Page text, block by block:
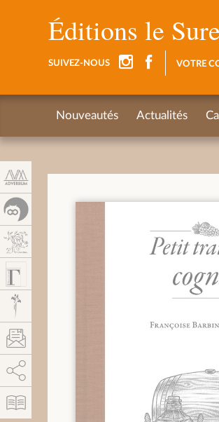
Éditions le
SUIVEZ-NOUS VOTRE
Nouveautés Actualités